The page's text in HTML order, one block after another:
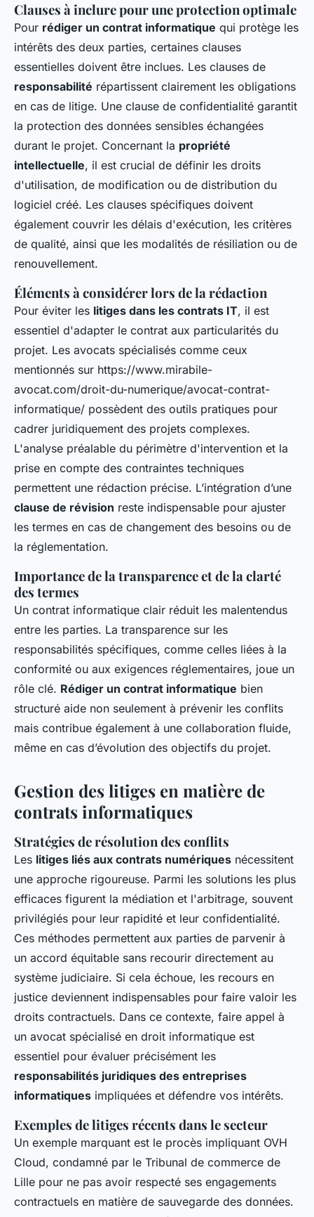
Clauses à inclure pour une protection optimale
Pour rédiger un contrat informatique qui protège les
intérêts des deux parties, certaines clauses
essentielles doivent être inclues. Les clauses de
responsabilité répartissent clairement les obligations
en cas de litige. Une clause de confidentialité garantit
la protection des données sensibles échangées
durant le projet. Concernant la propriété
intellectuelle, il est crucial de définir les droits
d'utilisation, de modification ou de distribution du
logiciel créé. Les clauses spécifiques doivent
également couvrir les délais d'exécution, les critères
de qualité, ainsi que les modalités de résiliation ou de
renouvellement.
Éléments à considérer lors de la rédaction
Pour éviter les litiges dans les contrats IT, il est
essentiel d'adapter le contrat aux particularités du
projet. Les avocats spécialisés comme ceux
mentionnés sur https://www.mirabile-
avocat.com/droit-du-numerique/avocat-contrat-
informatique/ possèdent des outils pratiques pour
cadrer juridiquement des projets complexes.
L'analyse préalable du périmètre d'intervention et la
prise en compte des contraintes techniques
permettent une rédaction précise. L’intégration d’une
clause de révision reste indispensable pour ajuster
les termes en cas de changement des besoins ou de
la réglementation.
Importance de la transparence et de la clarté
des termes
Un contrat informatique clair réduit les malentendus
entre les parties. La transparence sur les
responsabilités spécifiques, comme celles liées à la
conformité ou aux exigences réglementaires, joue un
rôle clé. Rédiger un contrat informatique bien
structuré aide non seulement à prévenir les conflits
mais contribue également à une collaboration fluide,
même en cas d’évolution des objectifs du projet.
Gestion des litiges en matière de
contrats informatiques
Stratégies de résolution des conflits
Les litiges liés aux contrats numériques nécessitent
une approche rigoureuse. Parmi les solutions les plus
efficaces figurent la médiation et l'arbitrage, souvent
privilégiés pour leur rapidité et leur confidentialité.
Ces méthodes permettent aux parties de parvenir à
un accord équitable sans recourir directement au
système judiciaire. Si cela échoue, les recours en
justice deviennent indispensables pour faire valoir les
droits contractuels. Dans ce contexte, faire appel à
un avocat spécialisé en droit informatique est
essentiel pour évaluer précisément les
responsabilités juridiques des entreprises
informatiques impliquées et défendre vos intérêts.
Exemples de litiges récents dans le secteur
Un exemple marquant est le procès impliquant OVH
Cloud, condamné par le Tribunal de commerce de
Lille pour ne pas avoir respecté ses engagements
contractuels en matière de sauvegarde des données.